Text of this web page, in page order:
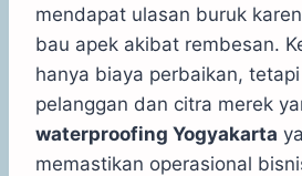
mendapat ulasan buruk
bau apek akibat rembesan.
hanya biaya perbaikan,
pelanggan dan citra merek
waterproofing Yogyakarta
memastikan operasional